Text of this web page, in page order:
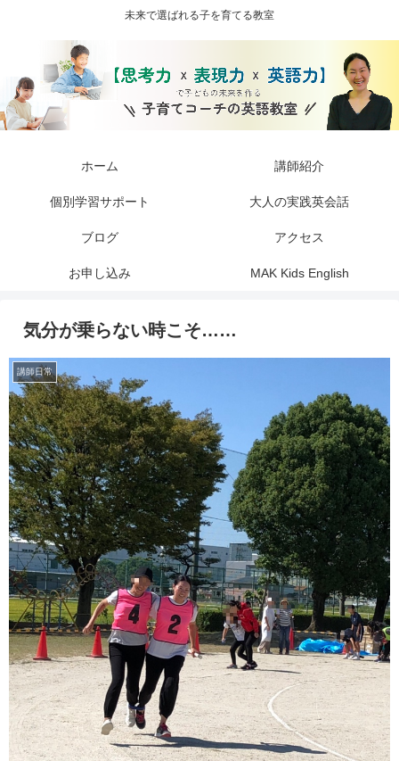
未来で選ばれる子を育てる教室
ホーム 講師紹介
個別学習サポート 大人の実践英会話
ブログ アクセス
お申し込み MAK Kids English
気分が乗らない時こそ……
講師日常